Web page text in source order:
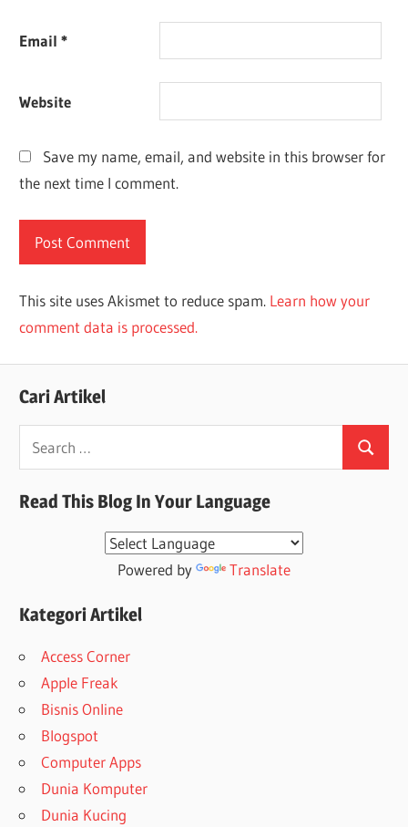
Email*
Website
Save my name, email, and website in this browser for
the next time I comment.
This site uses Akismet to reduce spam. Learn how your
comment data is processed.
Cari Artikel
Search
for:
Search
Read This Blog In Your Language
Powered by Translate
Kategori Artikel
Access Corner
Apple Freak
Bisnis Online
Blogspot
Computer Apps
Dunia Komputer
Dunia Kucing